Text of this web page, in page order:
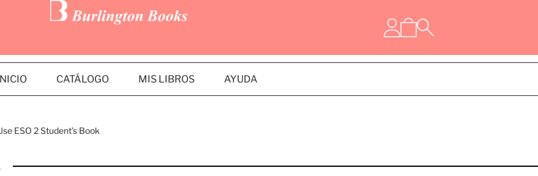
CATÁLOGO MIS LIBROS AYUDA
ESO 2 Student’s Book